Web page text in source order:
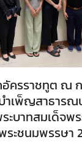
ครราชทูต ณ
เพ็ญสาธารณ
ะบาทสมเด็จพ
ระชนมพรรษา